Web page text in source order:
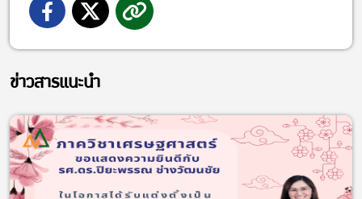
ข่าวสารแนะนำ